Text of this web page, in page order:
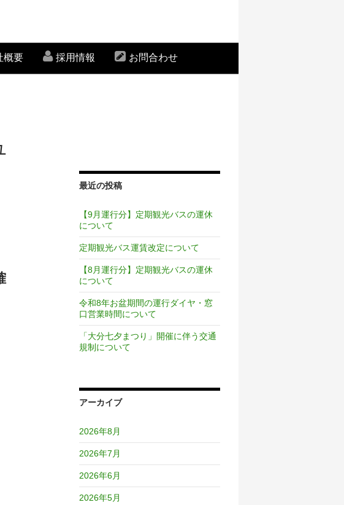
概要 採用情報 お問合わせ
最近の投稿
【9月運行分】定期観光バスの運休
について
定期観光バス運賃改定について
【8月運行分】定期観光バスの運休
について
令和8年お盆期間の運行ダイヤ・窓
口営業時間について
「大分七夕まつり」開催に伴う交通
規制について
アーカイブ
2026年8月
2026年7月
2026年6月
2026年5月